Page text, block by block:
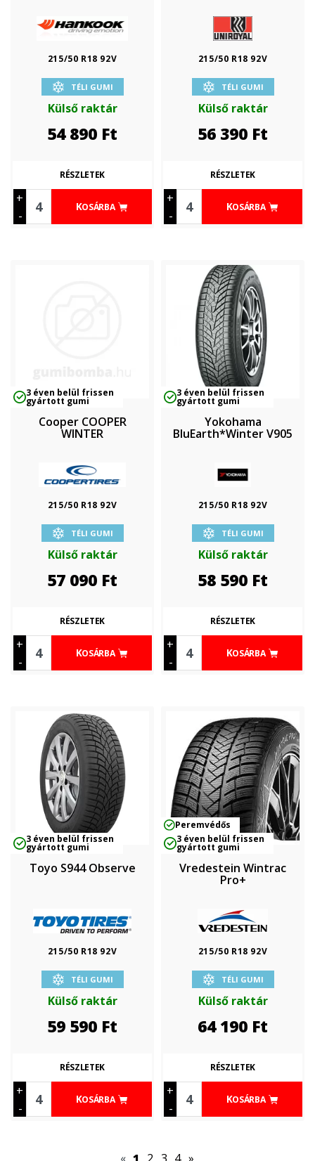
215/50 R18 92V
TÉLI GUMI
Külső raktár
54 890 Ft
+
-
KOSÁRBA
RÉSZLETEK
215/50 R18 92V
TÉLI GUMI
Külső raktár
56 390 Ft
+
-
KOSÁRBA
RÉSZLETEK
3 éven belül frissen
gyártott gumi
Cooper COOPER
WINTER
215/50 R18 92V
TÉLI GUMI
Külső raktár
57 090 Ft
+
-
KOSÁRBA
RÉSZLETEK
3 éven belül frissen
gyártott gumi
Yokohama
BluEarth*Winter V905
215/50 R18 92V
TÉLI GUMI
Külső raktár
58 590 Ft
+
-
KOSÁRBA
RÉSZLETEK
3 éven belül frissen
gyártott gumi
Toyo S944 Observe
215/50 R18 92V
TÉLI GUMI
Külső raktár
59 590 Ft
+
-
KOSÁRBA
RÉSZLETEK
Peremvédős
3 éven belül frissen
gyártott gumi
Vredestein Wintrac
Pro+
215/50 R18 92V
TÉLI GUMI
Külső raktár
64 190 Ft
+
-
KOSÁRBA
RÉSZLETEK